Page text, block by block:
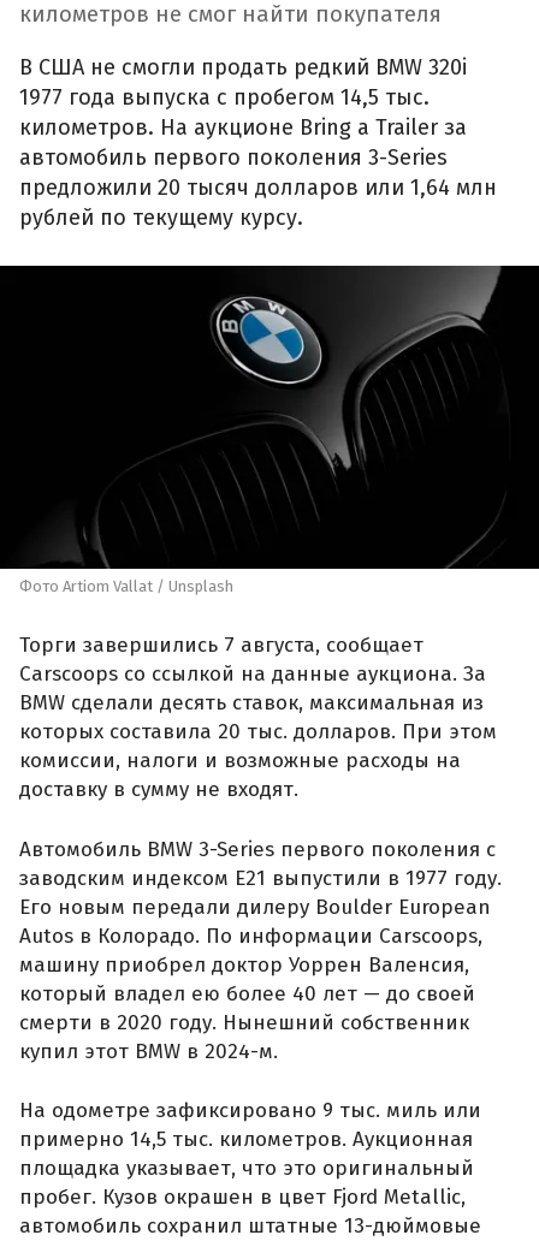
километров не смог найти покупателя
В США не смогли продать редкий BMW 320i
1977 года выпуска с пробегом 14,5 тыс.
километров. На аукционе Bring a Trailer за
автомобиль первого поколения 3-Series
предложили 20 тысяч долларов или 1,64 млн
рублей по текущему курсу.
Фото Artiom Vallat / Unsplash
Торги завершились 7 августа, сообщает
Carscoops со ссылкой на данные аукциона. За
BMW сделали десять ставок, максимальная из
которых составила 20 тыс. долларов. При этом
комиссии, налоги и возможные расходы на
доставку в сумму не входят.
Автомобиль BMW 3-Series первого поколения с
заводским индексом E21 выпустили в 1977 году.
Его новым передали дилеру Boulder European
Autos в Колорадо. По информации Carscoops,
машину приобрел доктор Уоррен Валенсия,
который владел ею более 40 лет — до своей
смерти в 2020 году. Нынешний собственник
купил этот BMW в 2024-м.
На одометре зафиксировано 9 тыс. миль или
примерно 14,5 тыс. километров. Аукционная
площадка указывает, что это оригинальный
пробег. Кузов окрашен в цвет Fjord Metallic,
автомобиль сохранил штатные 13-дюймовые